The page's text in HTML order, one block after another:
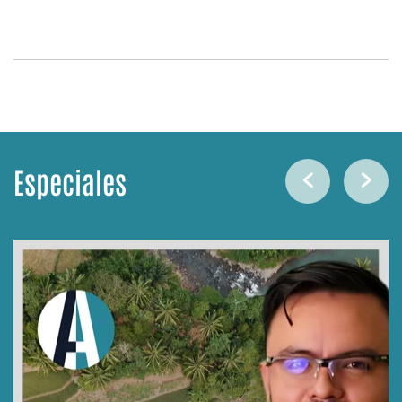
Especiales